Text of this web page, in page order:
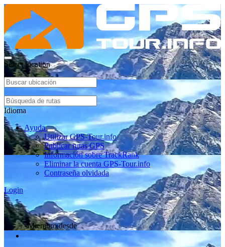
Select location
Idioma
Ayuda
Utilizar GPS-Tour.info
Publicar rutas GPS
Información sobre TrackRank
Eliminar la cuenta GPS-Tour.info
Contraseña olvidada
Login
Miembro desde